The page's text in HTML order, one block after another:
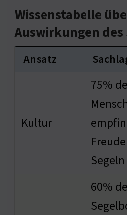
Wissenstabelle
Auswirkungen des
Ansatz
Kultur
75%
Segeln
60%